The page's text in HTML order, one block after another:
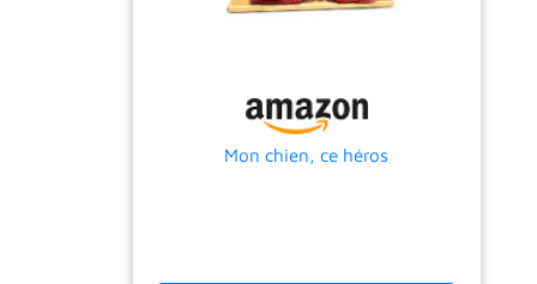
Mon chien, ce héros